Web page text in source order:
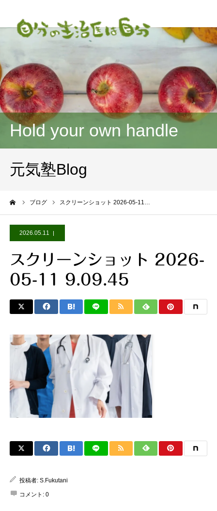
Hold your own handle
元気塾Blog
ブログ スクリーンショット 2026-05-11…
2026.05.11
スクリーンショット 2026-
05-11 9.09.45
投稿者: S.Fukutani
コメント: 0